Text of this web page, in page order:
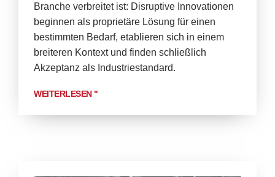
Branche verbreitet ist: Disruptive Innovationen
beginnen als proprietäre Lösung für einen
bestimmten Bedarf, etablieren sich in einem
breiteren Kontext und finden schließlich
Akzeptanz als Industriestandard.
WEITERLESEN "